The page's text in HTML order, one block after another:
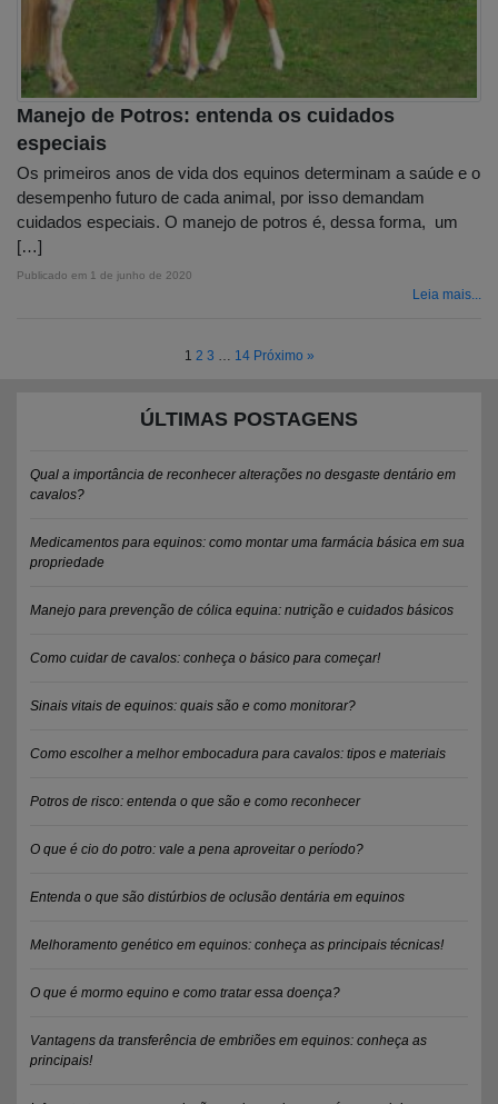
Manejo de Potros: entenda os cuidados
especiais
Os primeiros anos de vida dos equinos determinam a saúde e o
desempenho futuro de cada animal, por isso demandam
cuidados especiais. O manejo de potros é, dessa forma, um
[…]
Publicado em 1 de junho de 2020
Leia mais...
1 2 3 14 Próximo »
ÚLTIMAS POSTAGENS
Qual a importância de reconhecer alterações no desgaste dentário em
cavalos?
Medicamentos para equinos: como montar uma farmácia básica em sua
propriedade
Manejo para prevenção de cólica equina: nutrição e cuidados básicos
Como cuidar de cavalos: conheça o básico para começar!
Sinais vitais de equinos: quais são e como monitorar?
Como escolher a melhor embocadura para cavalos: tipos e materiais
Potros de risco: entenda o que são e como reconhecer
O que é cio do potro: vale a pena aproveitar o período?
Entenda o que são distúrbios de oclusão dentária em equinos
Melhoramento genético em equinos: conheça as principais técnicas!
O que é mormo equino e como tratar essa doença?
Vantagens da transferência de embriões em equinos: conheça as
principais!